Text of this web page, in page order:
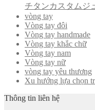
チタンカスタムジ
vòng tay
Vòng tay đôi
Vòng tay handmade
Vòng tay khắc chữ
Vòng tay nam
Vòng tay nữ
vòng tay yêu thương
Xu hướng lựa chọn
Thông tin liên hệ